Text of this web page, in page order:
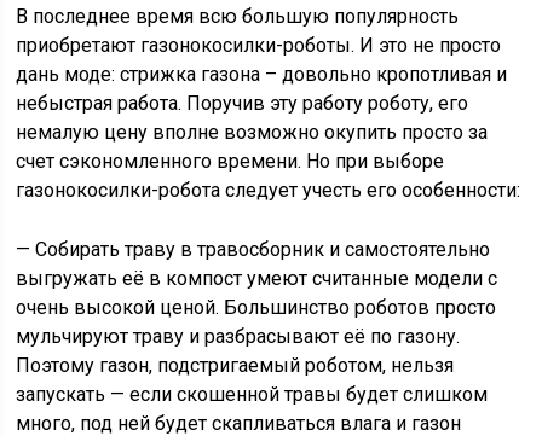
В последнее время всю большую популярность
приобретают газонокосилки-роботы. И это не просто
дань моде: стрижка газона – довольно кропотливая и
небыстрая работа. Поручив эту работу роботу, его
немалую цену вполне возможно окупить просто за
счет сэкономленного времени. Но при выборе
газонокосилки-робота следует учесть его особенности:
— Собирать траву в травосборник и самостоятельно
выгружать её в компост умеют считанные модели с
очень высокой ценой. Большинство роботов просто
мульчируют траву и разбрасывают её по газону.
Поэтому газон, подстригаемый роботом, нельзя
запускать — если скошенной травы будет слишком
много, под ней будет скапливаться влага и газон